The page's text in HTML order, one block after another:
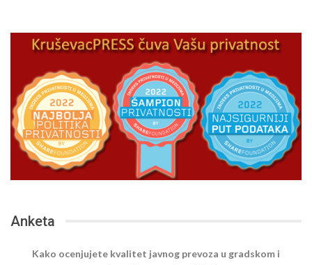
Anketa
Kako ocenjujete kvalitet javnog prevoza u gradskom i